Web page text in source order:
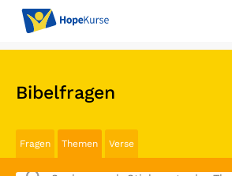
Bibelfragen
Fragen Themen Verse